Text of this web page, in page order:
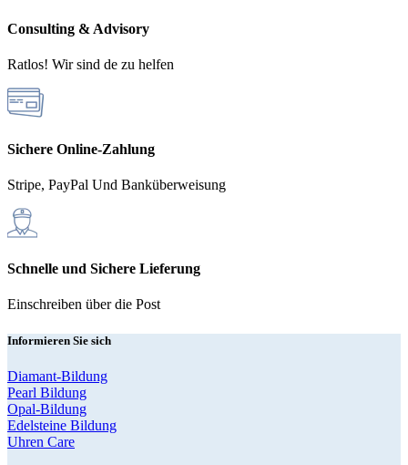
Consulting & Advisory
Ratlos! Wir sind de zu helfen
Sichere Online-Zahlung
Stripe, PayPal Und Banküberweisung
Schnelle und Sichere Lieferung
Einschreiben über die Post
Informieren Sie sich
Diamant-Bildung
Pearl Bildung
Opal-Bildung
Edelsteine Bildung
Uhren Care